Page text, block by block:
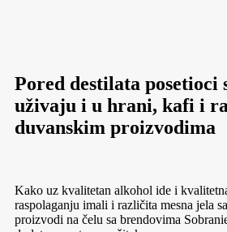
Pored destilata posetioci
uživaju i u hrani, kafi i
duvanskim proizvodima
Kako uz kvalitetan alkohol ide i
raspolaganju imali i različita mesna jela
proizvodi na čelu sa brendovima